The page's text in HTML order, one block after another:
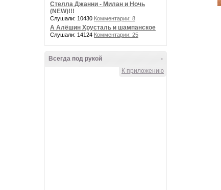
Стелла Джанни - Милан и Ночь
(NEW)!!!
Слушали: 10430 Комментарии: 8
А Алёшин Хрусталь и шампанское
Слушали: 14124 Комментарии: 25
-
Всегда под рукой
К приложению